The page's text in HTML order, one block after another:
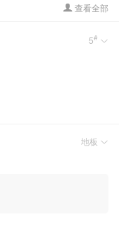
 查看全部
5# 
地板 